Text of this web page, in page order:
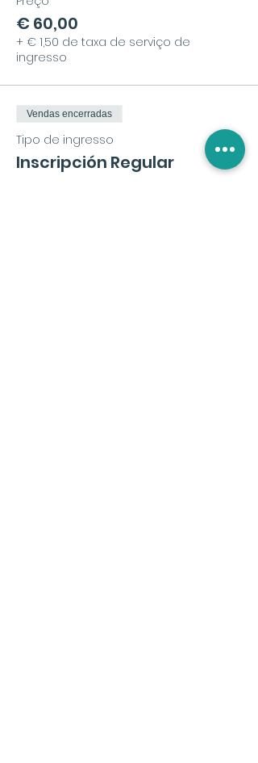
€ 60,00
+ € 1,50 de taxa de serviço de
ingresso
Vendas encerradas
Tipo de ingresso
Inscripción Regular